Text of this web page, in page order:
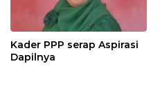
Kader PPP serap Aspirasi
Dapilnya